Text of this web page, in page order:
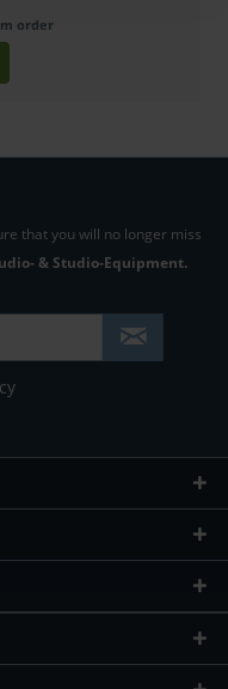
order
that you will no longer miss
& Studio-Equipment.